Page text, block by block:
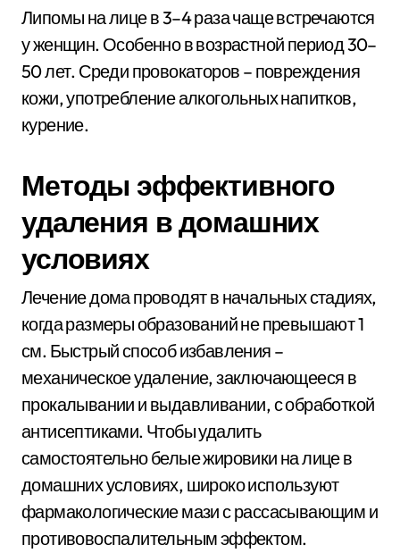
Липомы на лице в 3–4 раза чаще встречаются
у женщин. Особенно в возрастной период 30–
50 лет. Среди провокаторов – повреждения
кожи, употребление алкогольных напитков,
курение.
Методы эффективного
удаления в домашних
условиях
Лечение дома проводят в начальных стадиях,
когда размеры образований не превышают 1
см. Быстрый способ избавления –
механическое удаление, заключающееся в
прокалывании и выдавливании, с обработкой
антисептиками. Чтобы удалить
самостоятельно белые жировики на лице в
домашних условиях, широко используют
фармакологические мази с рассасывающим и
противовоспалительным эффектом.